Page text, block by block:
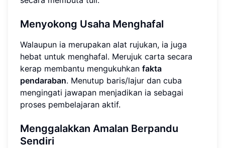
Menyokong Usaha Menghafal
Walaupun ia merupakan alat rujukan, ia juga
hebat untuk menghafal. Merujuk carta secara
kerap membantu mengukuhkan fakta
pendaraban. Menutup baris/lajur dan cuba
mengingati jawapan menjadikan ia sebagai
proses pembelajaran aktif.
Menggalakkan Amalan Berpandu
Sendiri